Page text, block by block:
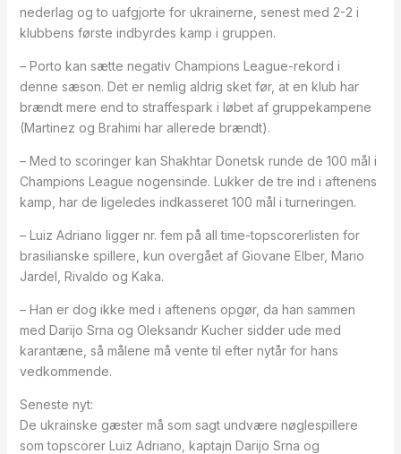
nederlag og to uafgjorte for ukrainerne, senest med 2-2 i
klubbens første indbyrdes kamp i gruppen.
– Porto kan sætte negativ Champions League-rekord i
denne sæson. Det er nemlig aldrig sket før, at en klub har
brændt mere end to straffespark i løbet af gruppekampene
(Martinez og Brahimi har allerede brændt).
– Med to scoringer kan Shakhtar Donetsk runde de 100 mål i
Champions League nogensinde. Lukker de tre ind i aftenens
kamp, har de ligeledes indkasseret 100 mål i turneringen.
– Luiz Adriano ligger nr. fem på all time-topscorerlisten for
brasilianske spillere, kun overgået af Giovane Elber, Mario
Jardel, Rivaldo og Kaka.
– Han er dog ikke med i aftenens opgør, da han sammen
med Darijo Srna og Oleksandr Kucher sidder ude med
karantæne, så målene må vente til efter nytår for hans
vedkommende.
Seneste nyt:
De ukrainske gæster må som sagt undvære nøglespillere
som topscorer Luiz Adriano, kaptajn Darijo Srna og